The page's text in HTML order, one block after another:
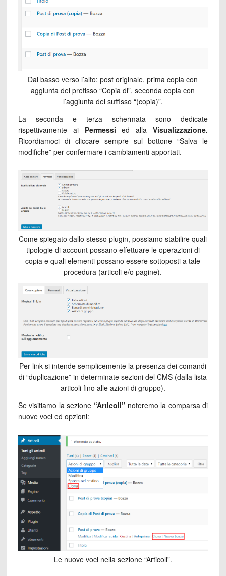
Dal basso verso l’alto: post originale, prima copia con
aggiunta del prefisso “Copia di”, seconda copia con
l’aggiunta del suffisso “(copia)”.
La seconda e terza schermata sono dedicate
rispettivamente ai Permessied allaVisualizzazione.
Ricordiamoci di cliccare sempre sul bottone “Salva le
modifiche” per confermare i cambiamenti apportati.
Come spiegato dallo stesso plugin, possiamo stabilire quali
tipologie di account possano effettuare le operazioni di
copia e quali elementi possano essere sottoposti a tale
procedura (articoli e/o pagine).
Per link si intende semplicemente la presenza dei comandi
di “duplicazione” in determinate sezioni del CMS (dalla lista
articoli fino alle azioni di gruppo).
Se visitiamo la sezione “Articoli” noteremo la comparsa di
nuove voci ed opzioni:
Le nuove voci nella sezione “Articoli”.